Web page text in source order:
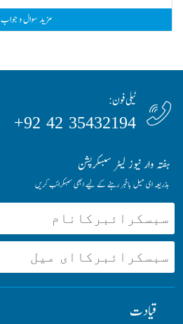
مزید سوال و جواب
ٹیلی فون:
35432194 42 92+
ہفتہ وار نیوز لیٹر سبسکرپشن
بذریعہ ای میل باخبر رہنے کے لیے ابھی سبسکرائب کریں
قیادت